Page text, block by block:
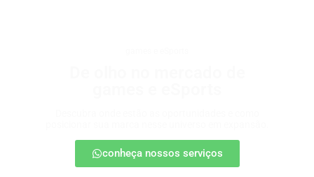
conheça nossos serviços